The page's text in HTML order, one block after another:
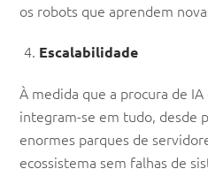
os robots que aprendem
Escalabilidade
À medida que a procura de
integram-se em tudo, desde
enormes parques de
ecossistema sem falhas de